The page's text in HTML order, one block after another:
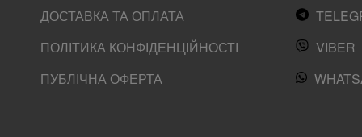
ДОСТАВКА ТА ОПЛАТА
ПОЛІТИКА КОНФІДЕНЦІЙНОСТІ
ПУБЛІЧНА ОФЕРТА
VIBER